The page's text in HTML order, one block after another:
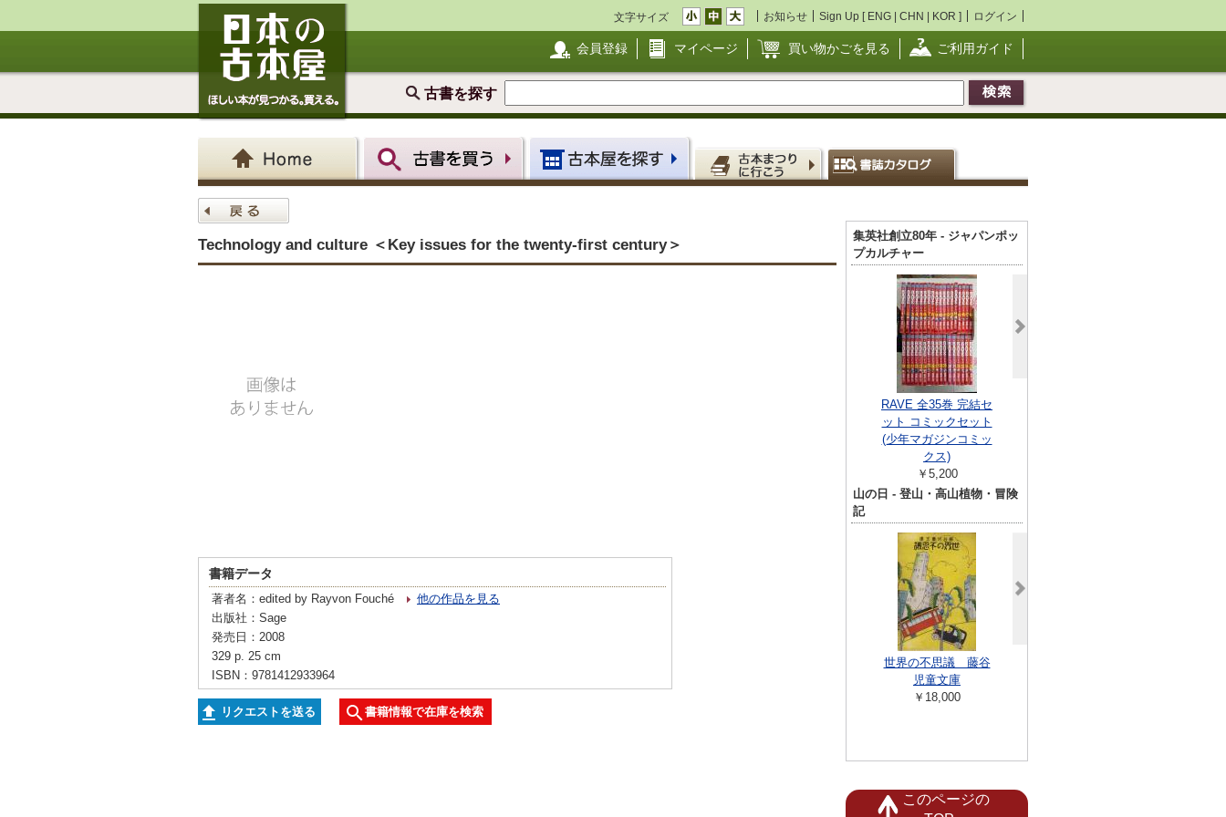
文字サイズ お知らせ Sign Up [ ENG | CHN | KOR ] ログイン
会員登録 マイページ 買い物かごを見る ご利用ガイド
古書を探す
Technology and culture ＜Key issues for the twenty-first century＞
書籍データ
著者名：edited by Rayvon Fouché
他の作品を見る
出版社：Sage
発売日：2008
329 p. 25 cm
ISBN：9781412933964
リクエストを送る 書籍情報で在庫を検索
集英社創立80年 - ジャパンポッ
プカルチャー
RAVE 全35巻 完結セ
ット コミックセット
(少年マガジンコミッ
クス)
￥5,200
山の日 - 登山・高山植物・冒険
記
世界の不思議 藤谷
児童文庫
￥18,000
このページの